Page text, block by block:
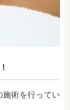
術を行ってい